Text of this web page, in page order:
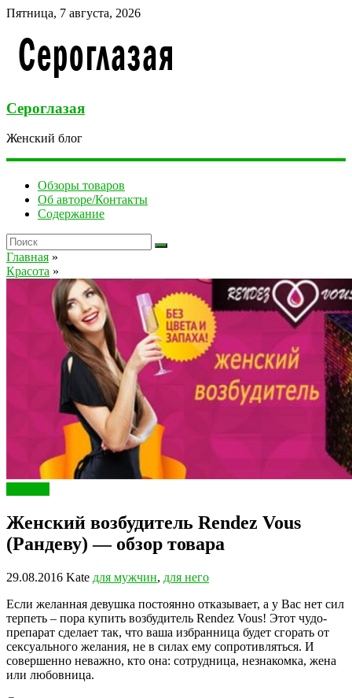
Пятница, 7 августа, 2026
Сероглазая
Женский блог
Обзоры товаров
Об авторе/Контакты
Содержание
Главная »
Красота »
Женский возбудитель Rendez Vous
(Рандеву) — обзор товара
29.08.2016 Kate для мужчин, для него
Если желанная девушка постоянно отказывает, а у Вас нет сил
терпеть – пора купить возбудитель Rendez Vous! Этот чудо-
препарат сделает так, что ваша избранница будет сгорать от
сексуального желания, не в силах ему сопротивляться. И
совершенно неважно, кто она: сотрудница, незнакомка, жена
или любовница.